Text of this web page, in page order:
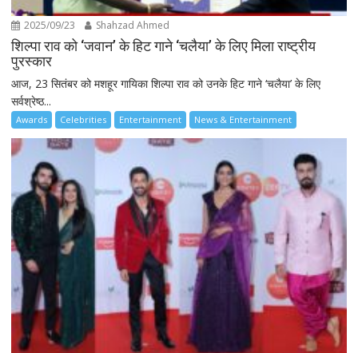
2025/09/23 Shahzad Ahmed
शिल्पा राव को ‘जवान’ के हिट गाने ‘चलैया’ के लिए मिला राष्ट्रीय
पुरस्कार
आज, 23 सितंबर को मशहूर गायिका शिल्पा राव को उनके हिट गाने ‘चलैया’ के लिए
सर्वश्रेष्ठ...
Awards Celebrities Entertainment News & Entertainment